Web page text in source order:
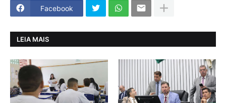
Facebook
LEIA MAIS